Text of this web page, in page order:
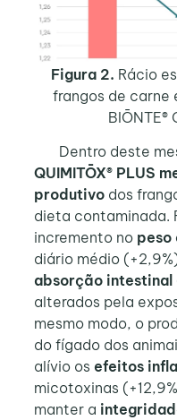
Figura 2. Rácio
frangos de carne
BIŌNTE®
Dentro deste
QUIMITŌX® PLUS
produtivodos
dieta contaminada.
incremento no peso
diário médio
absorção intestinal
alterados pela
mesmo modo, o
do fígado dos
alívio os efeitos
micotoxinas
manter a